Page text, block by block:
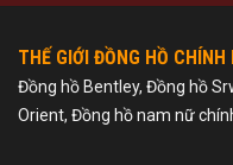
THẾ GIỚI ĐỒNG HỒ CHÍNH
Đồng hồ Bentley, Đồng hồ
Orient, Đồng hồ nam nữ